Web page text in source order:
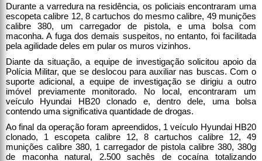
Durante a varredura na residência, os policiais encontraram uma
escopeta calibre 12, 8 cartuchos do mesmo calibre, 49 munições
calibre 380, um carregador de pistola, e uma bolsa com
maconha. A fuga dos demais suspeitos, no entanto, foi facilitada
pela agilidade deles em pular os muros vizinhos.
Diante da situação, a equipe de investigação solicitou apoio da
Polícia Militar, que se deslocou para auxiliar nas buscas. Com o
suporte adicional, a equipe de investigação se dirigiu a outro
imóvel previamente monitorado. No local, encontraram um
veículo Hyundai HB20 clonado e, dentro dele, uma bolsa
contendo uma significativa quantidade de drogas.
Ao final da operação foram apreendidos, 1 veículo Hyundai HB20
clonado, 1 escopeta calibre 12, 8 cartuchos calibre 12, 49
munições calibre 380, 1 carregador de pistola calibre 380, 380g
de maconha natural, 2.500 sachês de cocaína totalizando